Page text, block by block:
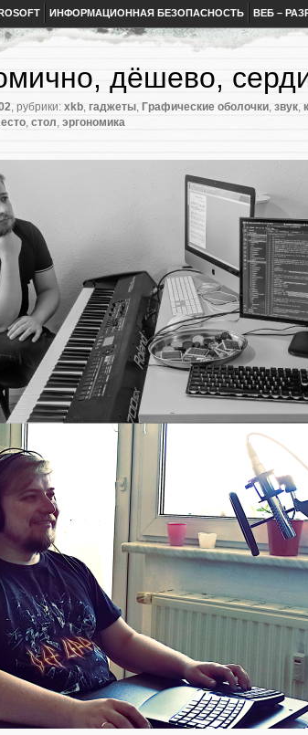
ИНФОРМАЦИОННАЯ БЕЗОПАСНОСТЬ ВЕБ –
дёшево,
, рубрики: xkb, гаджеты, Графические оболочки, звук,
, стол, эргономика